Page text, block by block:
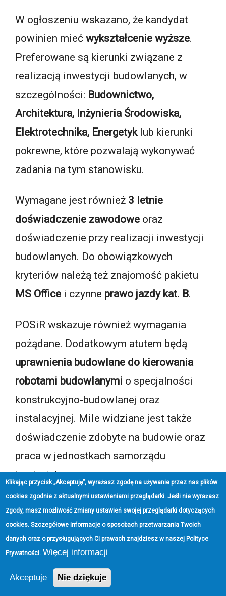
W ogłoszeniu wskazano, że kandydat
powinien mieć wykształcenie wyższe.
Preferowane są kierunki związane z
realizacją inwestycji budowlanych, w
szczególności: Budownictwo,
Architektura, Inżynieria Środowiska,
Elektrotechnika, Energetyklub kierunki
pokrewne, które pozwalają wykonywać
zadania na tym stanowisku.
Wymagane jest również 3 letnie
doświadczenie zawodowe oraz
doświadczenie przy realizacji inwestycji
budowlanych. Do obowiązkowych
kryteriów należą też znajomość pakietu
MS Office i czynne prawo jazdy kat. B.
POSiR wskazuje również wymagania
pożądane. Dodatkowym atutem będą
uprawnienia budowlane do kierowania
robotami budowlanymi o specjalności
konstrukcyjno-budowlanej oraz
instalacyjnej. Mile widziane jest także
doświadczenie zdobyte na budowie oraz
praca w jednostkach samorządu
terytorialnego.
Z perspektywy kandydatów to ważna
informacja: oferta jest skierowana do
osób, które potrafią łączyć praktyczną
w środowisku instytucjonalnym, gdzie
Klikając przycisk „Akceptuję”, wyrażasz zgodę na używanie przez nas plików
cookies zgodnie z aktualnymi ustawieniami przeglądarki. Jeśli nie wyrażasz
zgody, masz możliwość zmiany ustawień swojej przeglądarki dotyczących
cookies. Szczegółowe informacje o sposobach przetwarzania Twoich
danych oraz o przysługujących Ci prawach znajdziesz w naszej Polityce
Prywatności. Więcej informacji
Akceptuje Nie dziękuje